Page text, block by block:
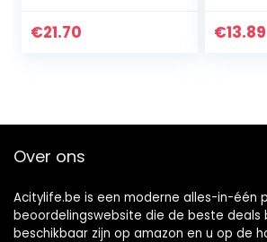
met
€21.70 €13.89
Over ons
Acitylife.be is een moderne alles-in-één
beoordelingswebsite die de beste deals
beschikbaar zijn op amazon en u op de